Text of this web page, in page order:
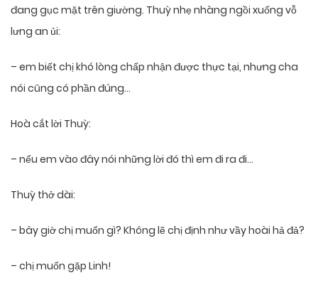
đang gục mặt trên giường. Thuỳ nhẹ nhàng ngồi xuống vỗ
lưng an ủi:
– em biết chị khó lòng chấp nhận được thực tại, nhưng cha
nói cũng có phần đúng…
Hoà cắt lời Thuỳ:
– nếu em vào đây nói những lời đó thì em đi ra đi…
Thuỳ thở dài:
– bây giờ chị muốn gì? Không lẽ chị định như vầy hoài hả đả?
– chị muốn gặp Linh!